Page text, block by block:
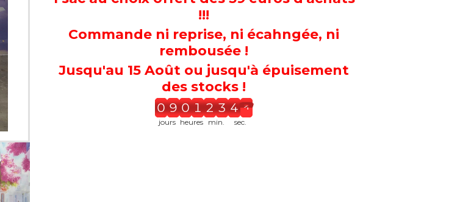
!!!
Commande ni reprise, ni écahngée, ni
rembousée !
Jusqu'au 15 Août ou jusqu'à épuisement
des stocks !
1 0
jours
0 2
heures
2 4
min.
4 4
sec.